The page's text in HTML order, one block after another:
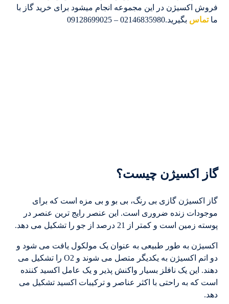
فروش اکسیژن در این مجموعه انجام میشود برای خرید گاز با
ماتماس بگیرید.02146835980 – 09128699025
گاز اکسیژن چیست؟
گاز اکسیژن گازی بی رنگ، بی بو و بی مزه است که برای
موجودات زنده ضروری است. این عنصر رایج ترین عنصر در
پوسته زمین است و کمتر از 21 درصد از جو را تشکیل می دهد.
اکسیژن به طور طبیعی به عنوان یک مولکول یافت می شود و
دو اتم اکسیژن به یکدیگر متصل می شوند و O2 را تشکیل می
دهند. این یک نافلز بسیار واکنش پذیر و یک عامل اکسید کننده
است که به راحتی با اکثر عناصر و ترکیبات اکسید تشکیل می
دهد.